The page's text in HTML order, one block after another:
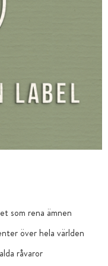
som rena ämnen
över hela världen
råvaror